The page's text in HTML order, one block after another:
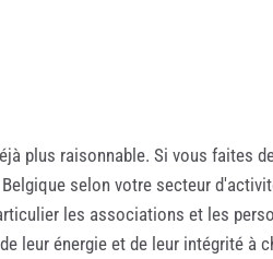
plus raisonnable. Si vous faites
selon votre secteur
les associations et les
leur énergie et de leur intégrité à